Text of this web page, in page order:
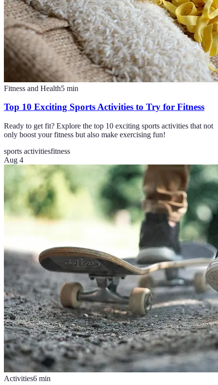
Fitness and Health5 min
Top 10 Exciting Sports Activities to Try for Fitness
Ready to get fit? Explore the top 10 exciting sports activities that not
only boost your fitness but also make exercising fun!
sports activitiesfitness
Aug 4
Activities6 min